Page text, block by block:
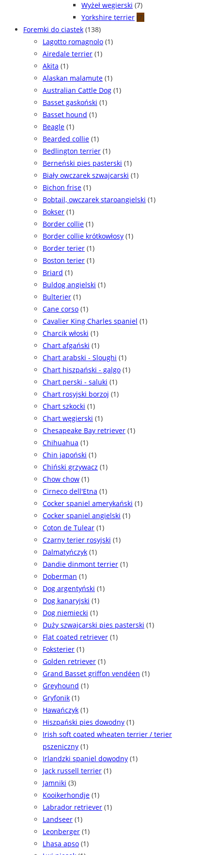
Wyżeł węgierski (7)
Yorkshire terrier (7)
Foremki do ciastek (138)
Lagotto romagnolo (1)
Airedale terrier (1)
Akita (1)
Alaskan malamute (1)
Australian Cattle Dog (1)
Basset gaskoński (1)
Basset hound (1)
Beagle (1)
Bearded collie (1)
Bedlington terrier (1)
Berneński pies pasterski (1)
Biały owczarek szwajcarski (1)
Bichon frise (1)
Bobtail, owczarek staroangielski (1)
Bokser (1)
Border collie (1)
Border collie krótkowłosy (1)
Border terier (1)
Boston terier (1)
Briard (1)
Buldog angielski (1)
Bulterier (1)
Cane corso (1)
Cavalier King Charles spaniel (1)
Charcik włoski (1)
Chart afgański (1)
Chart arabski - Sloughi (1)
Chart hiszpański - galgo (1)
Chart perski - saluki (1)
Chart rosyjski borzoj (1)
Chart szkocki (1)
Chart węgierski (1)
Chesapeake Bay retriever (1)
Chihuahua (1)
Chin japoński (1)
Chiński grzywacz (1)
Chow chow (1)
Cirneco dell'Etna (1)
Cocker spaniel amerykański (1)
Cocker spaniel angielski (1)
Coton de Tulear (1)
Czarny terier rosyjski (1)
Dalmatyńczyk (1)
Dandie dinmont terrier (1)
Doberman (1)
Dog argentyński (1)
Dog kanaryjski (1)
Dog niemiecki (1)
Duży szwajcarski pies pasterski (1)
Flat coated retriever (1)
Foksterier (1)
Golden retriever (1)
Grand Basset griffon vendéen (1)
Greyhound (1)
Gryfonik (1)
Hawańczyk (1)
Hiszpański pies dowodny (1)
Irish soft coated wheaten terrier / terier
pszeniczny (1)
Irlandzki spaniel dowodny (1)
Jack russell terrier (1)
Jamniki (3)
Kooikerhondje (1)
Labrador retriever (1)
Landseer (1)
Leonberger (1)
Lhasa apso (1)